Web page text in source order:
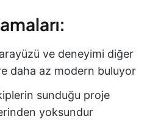
arayüzü ve deneyimi diğer
daha az modern buluyor
sunduğu proje
yoksundur